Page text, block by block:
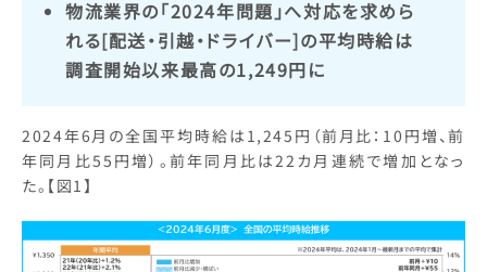
物流業界の「2024年問題」へ対応を求めら
れる[配送・引越・ドライバー]の平均時給は
調査開始以来最高の1,249円に
2024年6月の全国平均時給は1,245円（前月比：10円増、前
年同月比55円増）。前年同月比は22カ月連続で増加となっ
た。【図1】